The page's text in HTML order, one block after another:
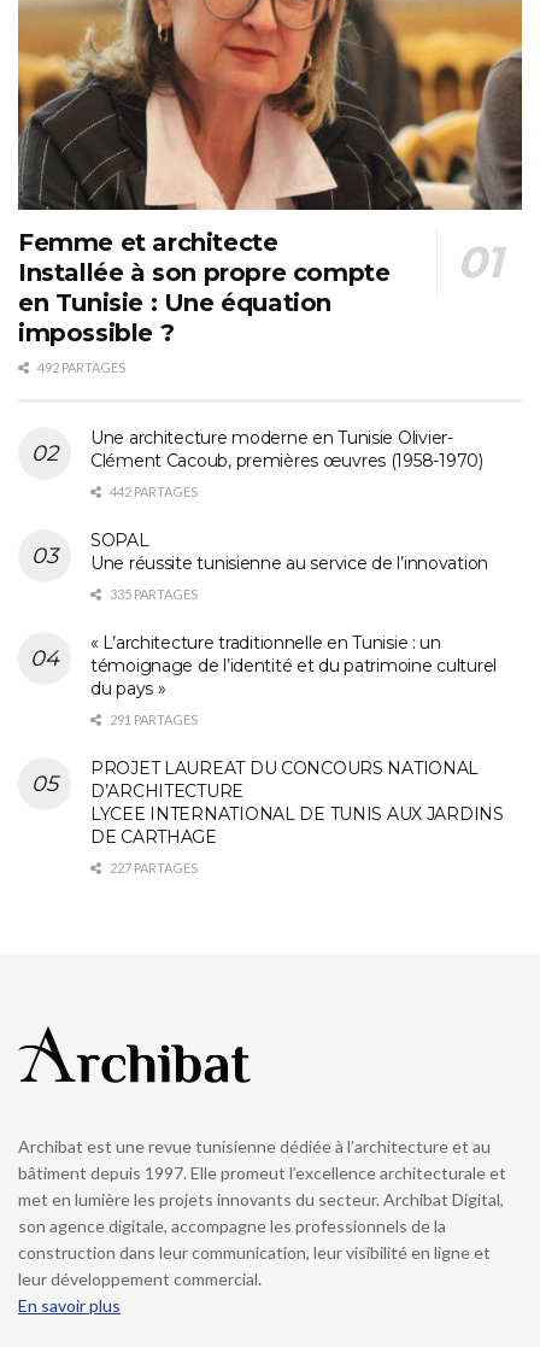
Femme et architecte
Installée à son propre compte
en Tunisie : Une équation
impossible ?
492 PARTAGES
Une architecture moderne en Tunisie Olivier-
Clément Cacoub, premières œuvres (1958-1970)
442 PARTAGES
SOPAL
Une réussite tunisienne au service de l’innovation
335 PARTAGES
« L’architecture traditionnelle en Tunisie : un
témoignage de l’identité et du patrimoine culturel
du pays »
291 PARTAGES
PROJET LAUREAT DU CONCOURS NATIONAL
D’ARCHITECTURE
LYCEE INTERNATIONAL DE TUNIS AUX JARDINS
DE CARTHAGE
227 PARTAGES
Archibat est une revue tunisienne dédiée à l’architecture et au
bâtiment depuis 1997. Elle promeut l’excellence architecturale et
met en lumière les projets innovants du secteur. Archibat Digital,
son agence digitale, accompagne les professionnels de la
construction dans leur communication, leur visibilité en ligne et
leur développement commercial.
En savoir plus